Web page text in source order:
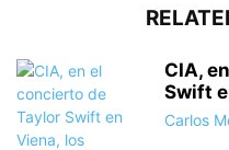
CIA,
Swift
Carlos